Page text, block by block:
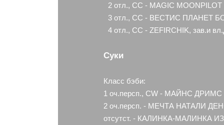
Класс бэби:
1 оч.персп., CW - МАЙНС ДРИМС
2 оч.персп. - МЕЧТА НАТАЛИ
отсутст. - КАЛИНКА-МАЛИНКА
Суки
2 отл., СС - MAGIC
3 отл., СС - ВЕСТИС ПЛАНЕТ
4 отл., СС - ZEFIRCHIK, зав.и